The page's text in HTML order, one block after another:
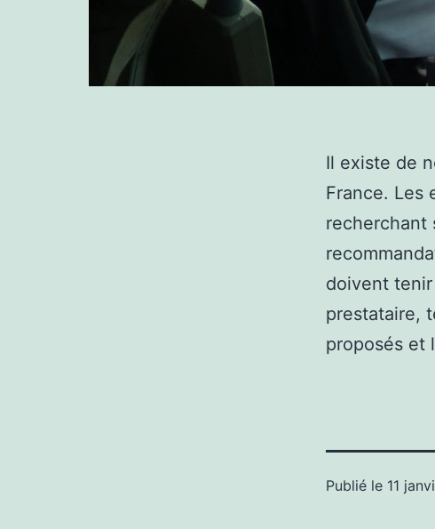
Il existe de
France. Les
recherchant
doivent
prestataire,
proposés et
Publié le 11